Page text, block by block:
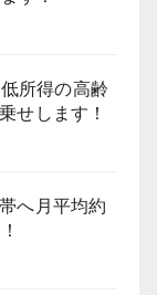
所得の高齢
せします！
へ月平均約